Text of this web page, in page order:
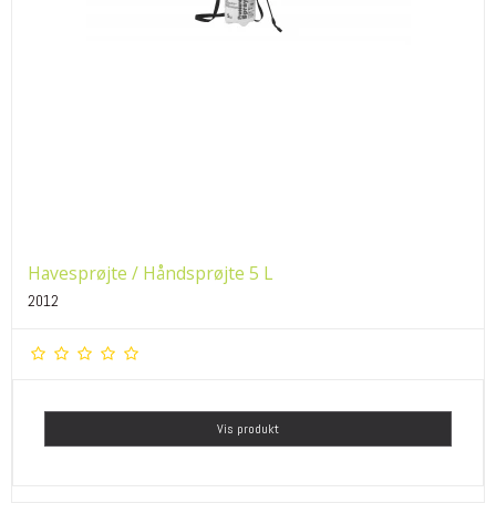
Havesprøjte / Håndsprøjte 5 L
2012
Vis produkt